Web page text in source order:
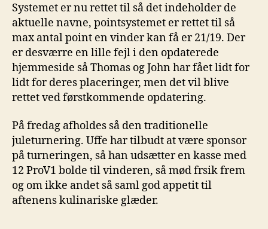
Systemet er nu rettet til så det indeholder de
aktuelle navne, pointsystemet er rettet til så
max antal point en vinder kan få er 21/19. Der
er desværre en lille fejl i den opdaterede
hjemmeside så Thomas og John har fået lidt for
lidt for deres placeringer, men det vil blive
rettet ved førstkommende opdatering.
På fredag afholdes så den traditionelle
juleturnering. Uffe har tilbudt at være sponsor
på turneringen, så han udsætter en kasse med
12 ProV1 bolde til vinderen, så mød frsik frem
og om ikke andet så saml god appetit til
aftenens kulinariske glæder.